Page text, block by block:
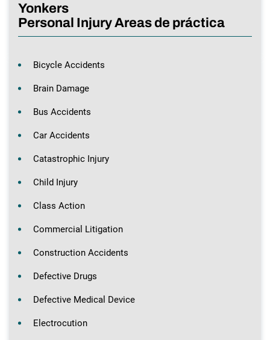
Yonkers
Personal Injury Areas de práctica
Bicycle Accidents
Brain Damage
Bus Accidents
Car Accidents
Catastrophic Injury
Child Injury
Class Action
Commercial Litigation
Construction Accidents
Defective Drugs
Defective Medical Device
Electrocution